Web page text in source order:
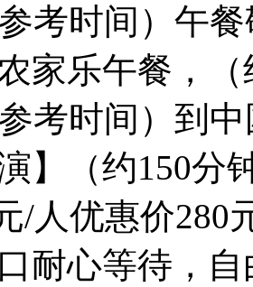
考时间）午
家乐午餐，
考时间）到
】（约150分
/人优惠价
耐心等待，